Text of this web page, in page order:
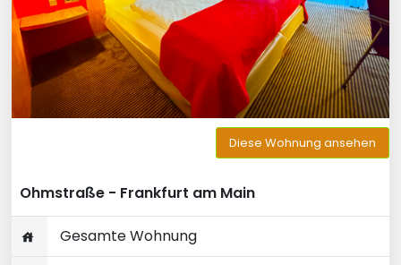
Diese Wohnung ansehen
Ohmstraße - Frankfurt am Main
Gesamte Wohnung